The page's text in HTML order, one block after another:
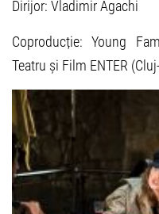
Dirijor: Vladimir Agachi
Coproducție: Young
Teatru și Film ENTER